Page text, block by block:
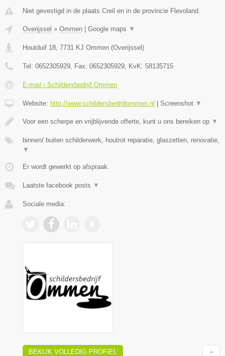
Niet gevestigd in de plaats Creil en in de provincie Flevoland.
Overijssel » Ommen Google maps ▼
Houtduif 18, 7731 KJ Ommen (Overijssel )
Tel: 0652305929, Fax: 0652305929, KvK: 58135715
E-mail › Schildersbedrijf Ommen
Website: http://www.schildersbedrijfommen.nl Screenshot ▼
Voor een scherpe en vrijblijvende offerte, kunt u ons bereiken op ▼
binnen/ buiten schilderwerk, houtrot reparatie, glaszetten, renovatie,
▼
Er wordt gewerkt op afspraak.
Laatste facebook posts ▼
Sociale media:
BEKIJK VOLLEDIG PROFIEL